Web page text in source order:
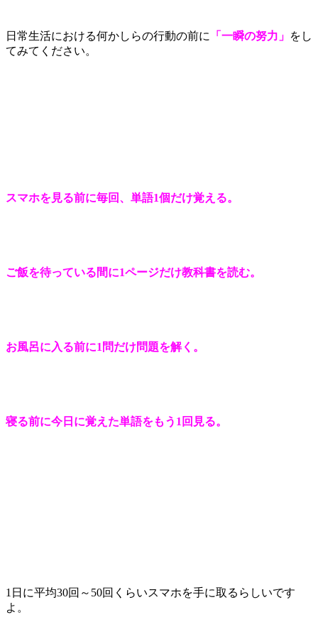
日常生活における何かしらの行動の前に 「一瞬の努力」 をし
てみてください。
スマホを見る前に毎回、単語1個だけ覚える。
ご飯を待っている間に1ページだけ教科書を読む。
お風呂に入る前に1問だけ問題を解く。
寝る前に今日に覚えた単語をもう1回見る。
1日に平均30回～50回くらいスマホを手に取るらしいです
よ。